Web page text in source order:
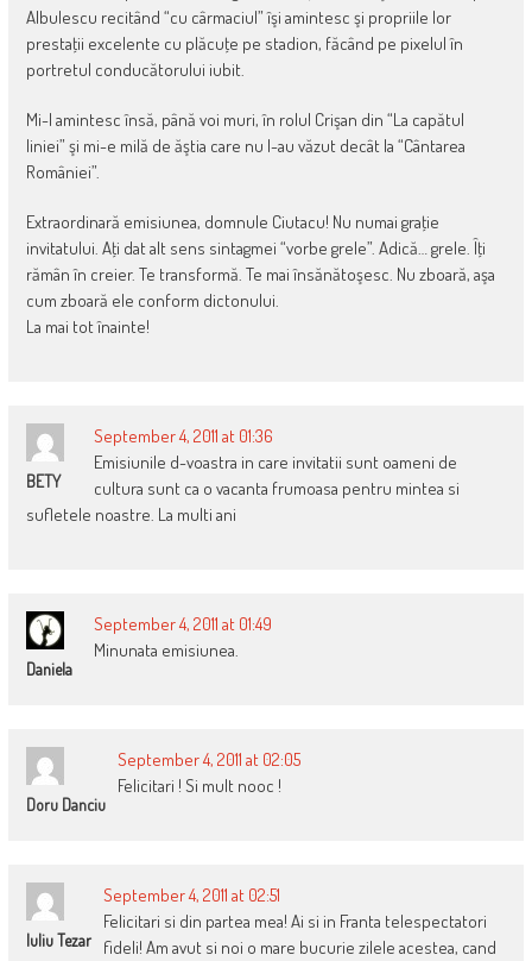
Albulescu recitând “cu cârmaciul” îşi amintesc şi propriile lor
prestaţii excelente cu plăcuţe pe stadion, făcând pe pixelul în
portretul conducătorului iubit.
Mi-l amintesc însă, până voi muri, în rolul Crişan din “La capătul
liniei” şi mi-e milă de ăştia care nu l-au văzut decât la “Cântarea
României”.
Extraordinară emisiunea, domnule Ciutacu! Nu numai graţie
invitatului. Aţi dat alt sens sintagmei “vorbe grele”. Adică… grele. Îţi
rămân în creier. Te transformă. Te mai însănătoşesc. Nu zboară, aşa
cum zboară ele conform dictonului.
La mai tot înainte!
BETY
September 4, 2011 at 01:36
Emisiunile d-voastra in care invitatii sunt oameni de
cultura sunt ca o vacanta frumoasa pentru mintea si
sufletele noastre. La multi ani
Daniela
September 4, 2011 at 01:49
Minunata emisiunea.
Doru Danciu
September 4, 2011 at 02:05
Felicitari ! Si mult nooc !
Iuliu Tezar
September 4, 2011 at 02:51
Felicitari si din partea mea! Ai si in Franta telespectatori
fideli! Am avut si noi o mare bucurie zilele acestea, cand